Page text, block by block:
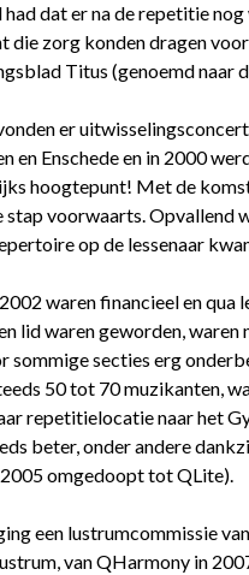
dat er na de repetitie
die zorg konden dragen
Titus (genoemd naar
er
en Enschede en in 2000
hoogtepunt! Met de
stap voorwaarts. Opvallend
op de lessenaar
waren financieel en qua
lid waren geworden, waren
sommige secties erg
50 tot 70 muzikanten,
repetitielocatie naar het
beter, onder andere
omgedoopt tot QLite).
een lustrumcommissie
van QHarmony in